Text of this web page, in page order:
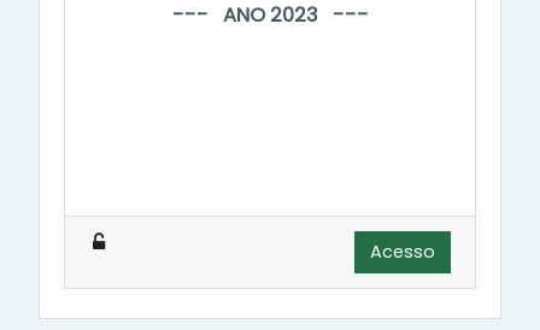
--- ANO 2023 ---
Acesso